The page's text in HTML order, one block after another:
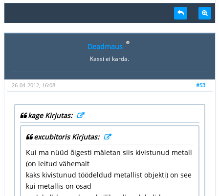
Deadmaus
Kassi ei karda.
#53
26-04-2012, 16:08
kage Kirjutas:
excubitoris Kirjutas:
Kui ma nüüd õigesti mäletan siis kivistunud metall
(on leitud vähemalt
kaks kivistunud töödeldud metallist objekti) on see
kui metallis on osad